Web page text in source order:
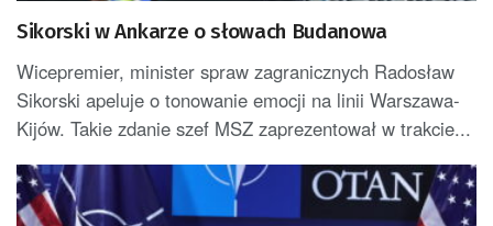
Sikorski w Ankarze o słowach Budanowa
Wicepremier, minister spraw zagranicznych Radosław
Sikorski apeluje o tonowanie emocji na linii Warszawa-
Kijów. Takie zdanie szef MSZ zaprezentował w trakcie...